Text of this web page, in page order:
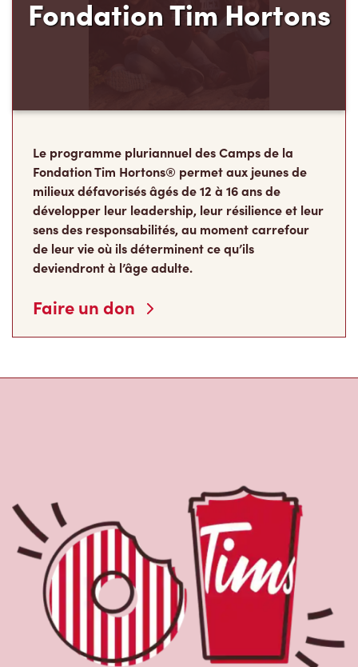
Fondation Tim Hortons® permet aux jeunes de
milieux défavorisés âgés de 12 à 16 ans de
développer leur leadership, leur résilience et leur
sens des responsabilités, au moment carrefour
de leur vie où ils déterminent ce qu’ils
deviendront à l’âge adulte.
Faire un don